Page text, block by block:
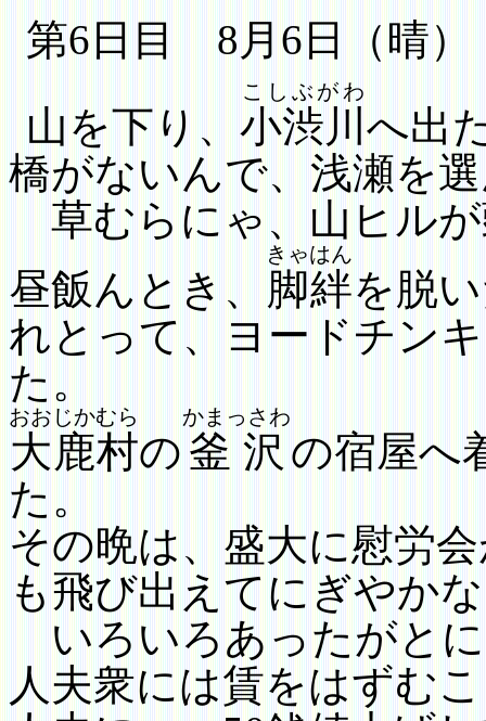
第6 日目 8 月 6 日（晴）
山を下り、 小渋川
こしぶがわ
へ出
橋がないんで、浅瀬を
草むらにゃ、山ヒル
昼飯んとき、 脚絆
きゃはん
を脱
れとって、
ヨードチン
た。
大鹿村
おおじかむら
の 釜沢
かまっさわ
の宿屋へ
た。
その晩は、盛大に慰労
も飛び出えてにぎやか
いろいろあったがと
人夫衆には賃をはずむ